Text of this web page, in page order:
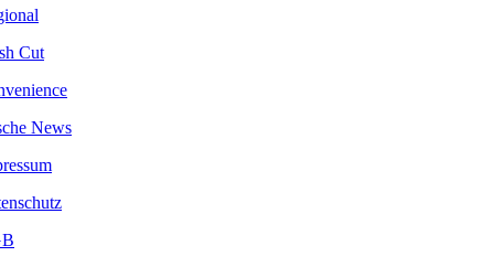
Cut
News